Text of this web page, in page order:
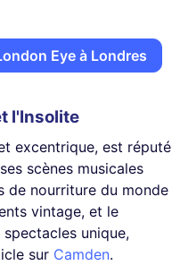
Eye à Londres
l'Insolite
excentrique, est réputé
scènes musicales
de nourriture du monde
vintage, et le
unique,
sur Camden.